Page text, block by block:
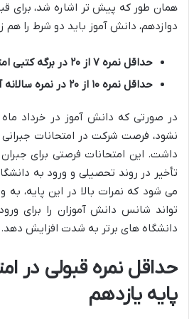
همان طور که پیش تر اشاره شد، برای
دوازدهم، دانش آموز باید دو شرط را هم
حداقل نمره ۷ از ۲۰ در برگه کتبی امتحان نهایی.
حداقل نمره ۱۰ از ۲۰ در نمره سالانه آن درس.
در صورتی که دانش آموز در خرداد
نشود، فرصت شرکت در امتحانات
داشت. این امتحانات فرصتی برای
تأخیر در روند تحصیلی و ورود به
می شود که نمرات بالا در این پایه،
تواند شانس دانش آموزان را برای
دانشگاه های برتر به شدت افزایش دهد.
حداقل نمره قبولی در
پایه یازدهم